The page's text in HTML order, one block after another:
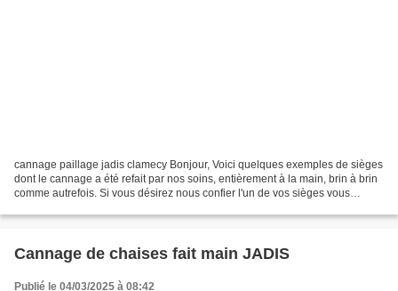
cannage paillage jadis clamecy Bonjour, Voici quelques exemples de sièges
dont le cannage a été refait par nos soins, entièrement à la main, brin à brin
comme autrefois. Si vous désirez nous confier l'un de vos sièges vous
Cannage de chaises fait main JADIS
Publié le 04/03/2025 à 08:42